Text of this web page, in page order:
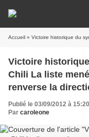
Accueil » Victoire historique du syndicalisme de
Victoire
Chili La liste
renverse la
Publié le 03/09/2012 à 15:20
Par caroleone